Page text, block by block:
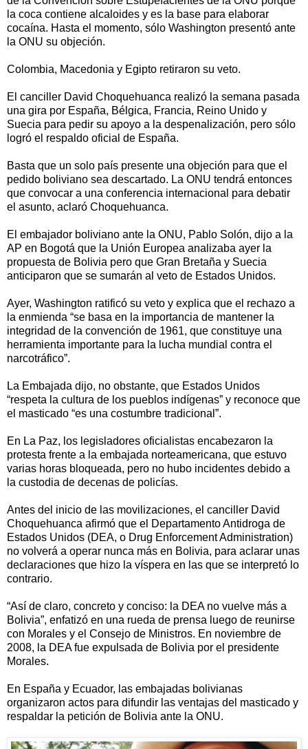
la coca contiene alcaloides y es la base para elaborar
cocaína. Hasta el momento, sólo Washington presentó ante
la ONU su objeción.
Colombia, Macedonia y Egipto retiraron su veto.
El canciller David Choquehuanca realizó la semana pasada
una gira por España, Bélgica, Francia, Reino Unido y
Suecia para pedir su apoyo a la despenalización, pero sólo
logró el respaldo oficial de España.
Basta que un solo país presente una objeción para que el
pedido boliviano sea descartado. La ONU tendrá entonces
que convocar a una conferencia internacional para debatir
el asunto, aclaró Choquehuanca.
El embajador boliviano ante la ONU, Pablo Solón, dijo a la
AP en Bogotá que la Unión Europea analizaba ayer la
propuesta de Bolivia pero que Gran Bretaña y Suecia
anticiparon que se sumarán al veto de Estados Unidos.
Ayer, Washington ratificó su veto y explica que el rechazo a
la enmienda “se basa en la importancia de mantener la
integridad de la convención de 1961, que constituye una
herramienta importante para la lucha mundial contra el
narcotráfico”.
La Embajada dijo, no obstante, que Estados Unidos
“respeta la cultura de los pueblos indígenas” y reconoce que
el masticado “es una costumbre tradicional”.
En La Paz, los legisladores oficialistas encabezaron la
protesta frente a la embajada norteamericana, que estuvo
varias horas bloqueada, pero no hubo incidentes debido a
la custodia de decenas de policías.
Antes del inicio de las movilizaciones, el canciller David
Choquehuanca afirmó que el Departamento Antidroga de
Estados Unidos (DEA, o Drug Enforcement Administration)
no volverá a operar nunca más en Bolivia, para aclarar unas
declaraciones que hizo la víspera en las que se interpretó lo
contrario.
“Así de claro, concreto y conciso: la DEA no vuelve más a
Bolivia”, enfatizó en una rueda de prensa luego de reunirse
con Morales y el Consejo de Ministros. En noviembre de
2008, la DEA fue expulsada de Bolivia por el presidente
Morales.
En España y Ecuador, las embajadas bolivianas
organizaron actos para difundir las ventajas del masticado y
respaldar la petición de Bolivia ante la ONU.